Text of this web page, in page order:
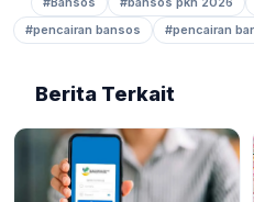
#pencairan bansos
#pencairan
Berita Terkait